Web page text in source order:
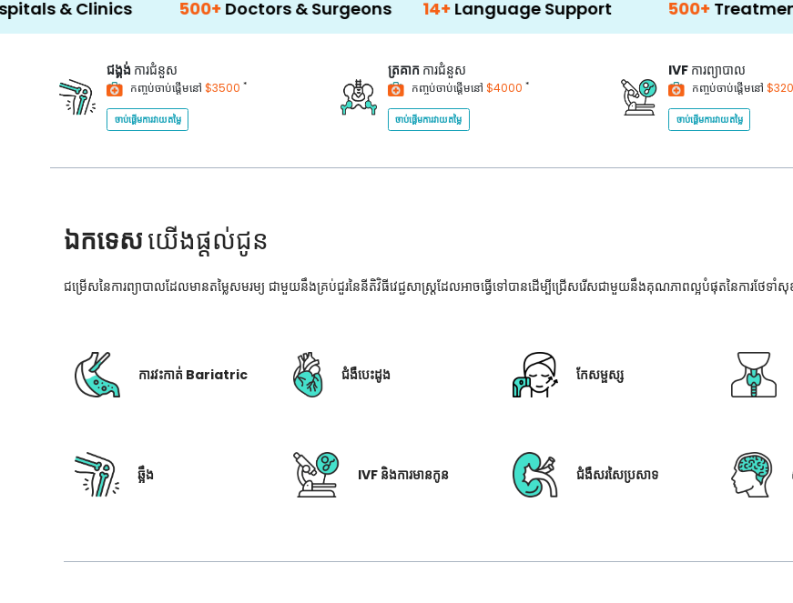
500+ Doctors & Surgeons 14+Language Support 500+ Treatment Options
ជង្គង់ ការជំនួស
កញ្ចប់ចាប់ផ្តើមនៅ $3500 *
ចាប់ផ្តើមការវាយតម្លៃ
ត្រគាក ការជំនួស
កញ្ចប់ចាប់ផ្តើមនៅ $4000 *
ចាប់ផ្តើមការវាយតម្លៃ
IVF ការព្យាបាល
កញ្ចប់ចាប់ផ្តើមនៅ
ចាប់ផ្តើមការវាយតម្លៃ
ឯកទេសយើងផ្តល់ជូន
ជម្រើសនៃការព្យាបាលដែលមានតម្លៃសមរម្យ ជាមួយនឹងគ្រប់ជួរនៃនីតិវិធីវេជ្ជសាស្រ្តដែលអាចធ្វើទៅបានដើម្បីជ្រើសរើសជាមួយនឹងគុណភាពល្អបំផុតនៃការថែទាំ
ការវះកាត់ Bariatric ជំងឺបេះដូង កែសម្ផស្ស
ឆ្អឹង IVF និងការមានកូន ជំងឺសរសៃប្រសាទ